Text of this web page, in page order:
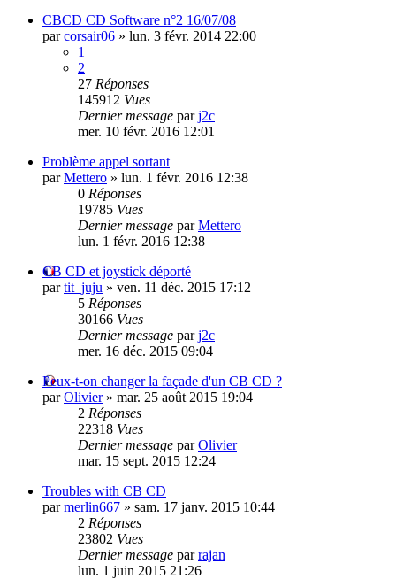
CBCD CD Software n°2 16/07/08
parcorsair06 » lun. 3 févr. 2014 22:00
1
2
27 Réponses
145912 Vues
Dernier message parj2c
mer. 10 févr. 2016 12:01
Problème appel sortant
parMettero » lun. 1 févr. 2016 12:38
0 Réponses
19785 Vues
Dernier message parMettero
lun. 1 févr. 2016 12:38
CB CD et joystick déporté
partit_juju » ven. 11 déc. 2015 17:12
5 Réponses
30166 Vues
Dernier message parj2c
mer. 16 déc. 2015 09:04
Peux-t-on changer la façade d'un CB CD ?
parOlivier» mar. 25 août 2015 19:04
2 Réponses
22318 Vues
Dernier message parOlivier
mar. 15 sept. 2015 12:24
Troubles with CB CD
parmerlin667 » sam. 17 janv. 2015 10:44
2 Réponses
23802 Vues
Dernier message parrajan
lun. 1 juin 2015 21:26